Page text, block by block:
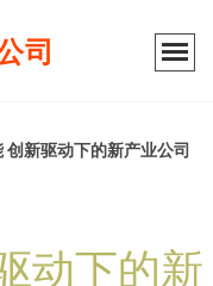
司
创新驱动下的新产业公司
动下的新